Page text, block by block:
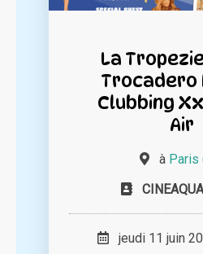
La
Trocadero
Clubbing
Air
à Paris
jeudi 11 juin